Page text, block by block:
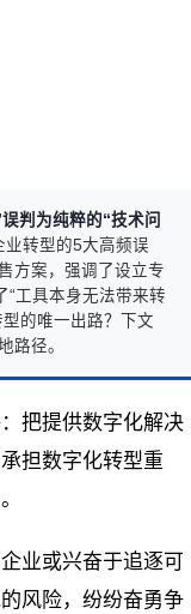
判为纯粹的“技术问
转型的5大高频误
方案，强调了设立专
“工具本身无法带来转
的唯一出路？下文
路径。
把提供数字化解决
担数字化转型重
业或兴奋于追逐可
风险，纷纷奋勇争